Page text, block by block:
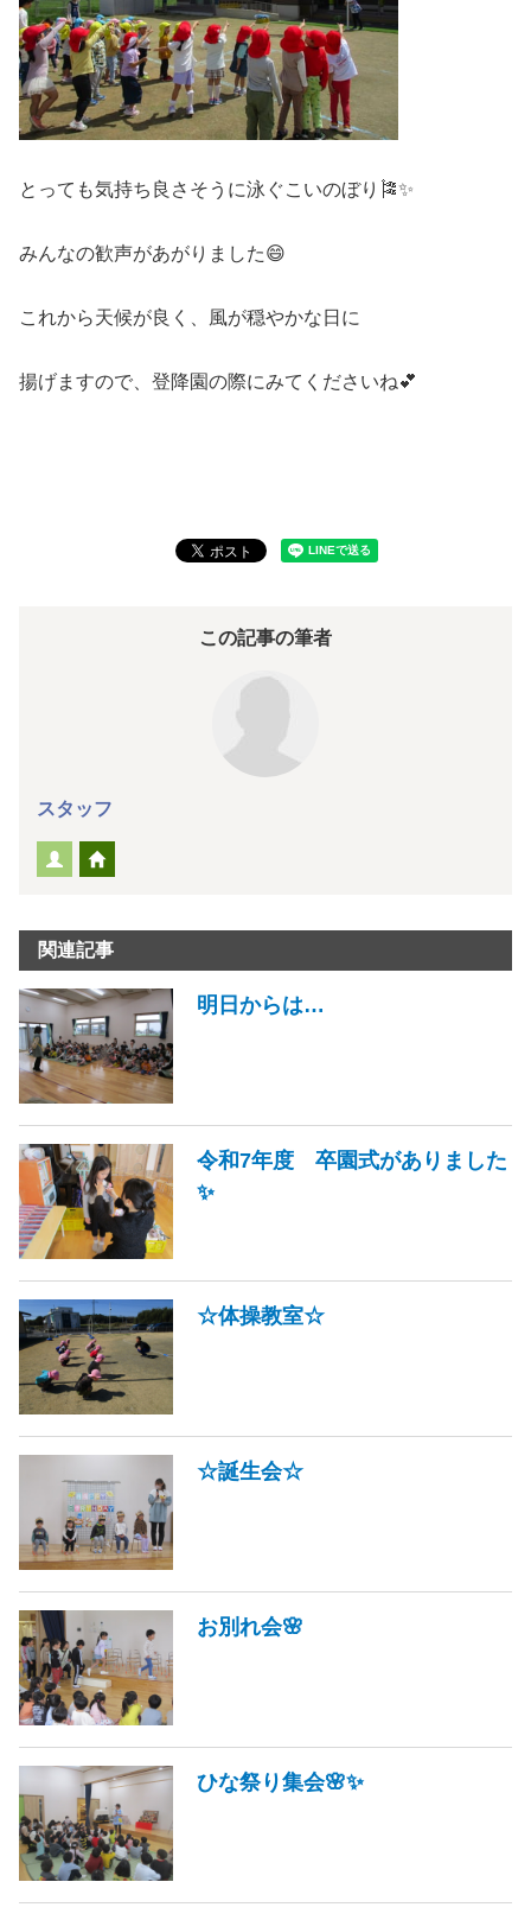
とっても気持ち良さそうに泳ぐこいのぼり🎏✨
みんなの歓声があがりました😄
これから天候が良く、風が穏やかな日に
揚げますので、登降園の際にみてくださいね💕
この記事の筆者
スタッフ
関連記事
明日からは…
令和7年度 卒園式がありました
✨
☆体操教室☆
☆誕生会☆
お別れ会🌸
ひな祭り集会🌸✨